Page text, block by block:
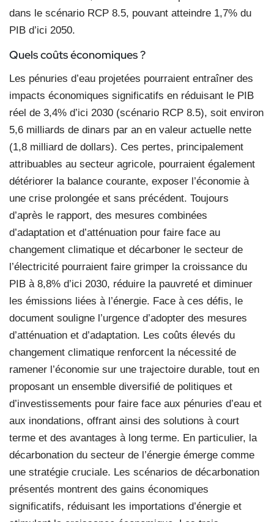
dans le scénario RCP 8.5, pouvant atteindre 1,7% du
PIB d’ici 2050.
Quels coûts économiques ?
Les pénuries d’eau projetées pourraient entraîner des
impacts économiques significatifs en réduisant le PIB
réel de 3,4% d’ici 2030 (scénario RCP 8.5), soit environ
5,6 milliards de dinars par an en valeur actuelle nette
(1,8 milliard de dollars). Ces pertes, principalement
attribuables au secteur agricole, pourraient également
détériorer la balance courante, exposer l’économie à
une crise prolongée et sans précédent. Toujours
d’après le rapport, des mesures combinées
d’adaptation et d’atténuation pour faire face au
changement climatique et décarboner le secteur de
l’électricité pourraient faire grimper la croissance du
PIB à 8,8% d’ici 2030, réduire la pauvreté et diminuer
les émissions liées à l’énergie. Face à ces défis, le
document souligne l’urgence d’adopter des mesures
d’atténuation et d’adaptation. Les coûts élevés du
changement climatique renforcent la nécessité de
ramener l’économie sur une trajectoire durable, tout en
proposant un ensemble diversifié de politiques et
d’investissements pour faire face aux pénuries d’eau et
aux inondations, offrant ainsi des solutions à court
terme et des avantages à long terme. En particulier, la
décarbonation du secteur de l’énergie émerge comme
une stratégie cruciale. Les scénarios de décarbonation
présentés montrent des gains économiques
significatifs, réduisant les importations d’énergie et